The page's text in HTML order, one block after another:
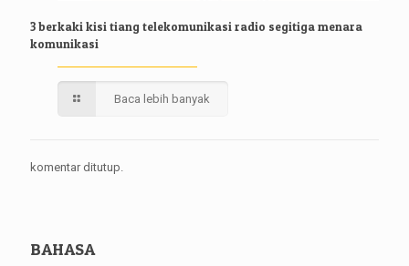
3 berkaki kisi tiang telekomunikasi radio segitiga menara
komunikasi
Baca lebih banyak
komentar ditutup.
BAHASA